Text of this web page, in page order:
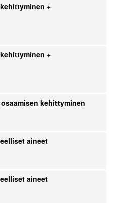
+
+
kehittyminen
aineet
aineet